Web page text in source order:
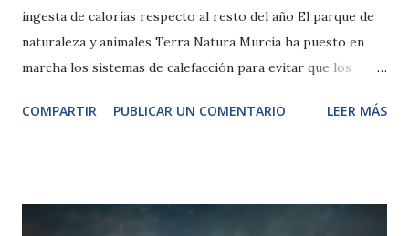
ingesta de calorías respecto al resto del año El parque de
naturaleza y animales Terra Natura Murcia ha puesto en
marcha los sistemas de calefacción para evitar que los
la temperatura durante estas fechas. También se ha
COMPARTIR PUBLICAR UN COMENTARIO LEER MÁS